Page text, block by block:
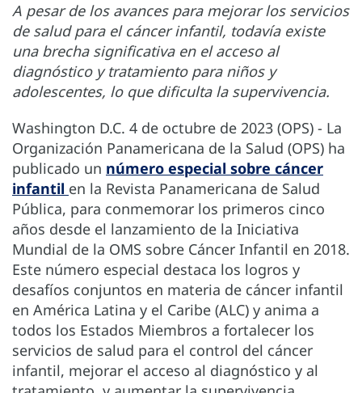
A pesar de los avances para mejorar los servicios
de salud para el cáncer infantil, todavía existe
una brecha significativa en el acceso al
diagnóstico y tratamiento para niños y
adolescentes, lo que dificulta la supervivencia.
Washington D.C. 4 de octubre de 2023 (OPS) - La
Organización Panamericana de la Salud (OPS) ha
publicado un número especial sobre cáncer
infantil en la Revista Panamericana de Salud
Pública, para conmemorar los primeros cinco
años desde el lanzamiento de la Iniciativa
Mundial de la OMS sobre Cáncer Infantil en 2018.
Este número especial destaca los logros y
desafíos conjuntos en materia de cáncer infantil
en América Latina y el Caribe (ALC) y anima a
todos los Estados Miembros a fortalecer los
servicios de salud para el control del cáncer
infantil, mejorar el acceso al diagnóstico y al